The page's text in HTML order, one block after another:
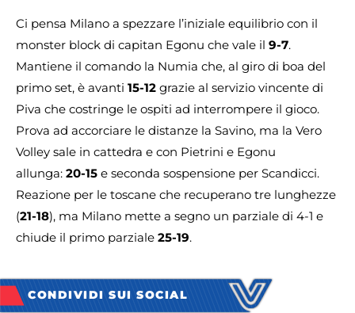
Ci pensa Milano a spezzare l’iniziale equilibrio con il
monster block di capitan Egonu che vale il 9-7.
Mantiene il comando la Numia che, al giro di boa del
primo set, è avanti 15-12 grazie al servizio vincente di
Piva che costringe le ospiti ad interrompere il gioco.
Prova ad accorciare le distanze la Savino, ma la Vero
Volley sale in cattedra e con Pietrini e Egonu
allunga: 20-15 e seconda sospensione per Scandicci.
Reazione per le toscane che recuperano tre lunghezze
(21-18), ma Milano mette a segno un parziale di 4-1 e
chiude il primo parziale 25-19.
CONDIVIDI SUI SOCIAL